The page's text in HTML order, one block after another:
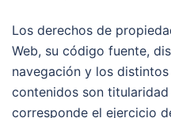
Los derechos de
Web, su código fuente,
navegación y los
contenidos son
corresponde el ejercicio